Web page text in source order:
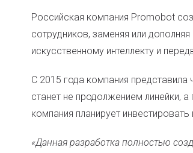
Российская компания Promobot
сотрудников, заменяя или
искусственному интеллекту и
С 2015 года компания
станет не продолжением линейки,
компания планирует
«Данная разработка полностью